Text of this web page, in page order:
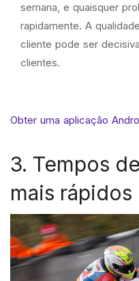
semana, e quaisquer
rapidamente. A
cliente pode ser
clientes.
Obter uma aplicação
3. Tempos
mais rápidos